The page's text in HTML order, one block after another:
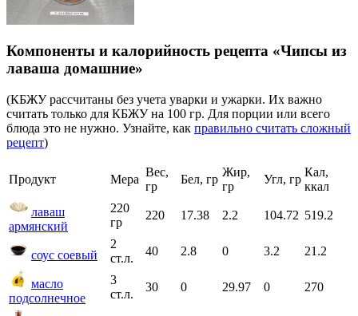
Компоненты и калорийность рецепта «Чипсы из
лаваша домашние»
(КБЖУ рассчитаны без учета уварки и ужарки. Их важно
считать только для КБЖУ на 100 гр. Для порции или всего
блюда это не нужно. Узнайте, как правильно считать сложный
рецепт)
Продукт Мера
Вес,
гр
Бел, гр
Жир,
гр
Угл, гр
Кал,
ккал
лаваш
армянский
220
гр
220 17.38 2.2 104.72 519.2
соус соевый
2
ст.л.
40 2.8 0 3.2 21.2
масло
подсолнечное
3
ст.л.
30 0 29.97 0 270